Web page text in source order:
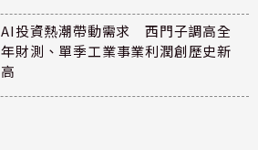
AI投資熱潮帶動需求 西門子調高全
年財測、單季工業事業利潤創歷史新
高